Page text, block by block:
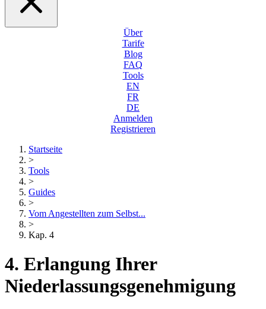
Über
Tarife
Blog
FAQ
Tools
EN
FR
DE
Anmelden
Registrieren
Startseite
>
Tools
>
Guides
>
Vom Angestellten zum Selbst...
>
Kap. 4
4. Erlangung Ihrer
Niederlassungsgenehmigung